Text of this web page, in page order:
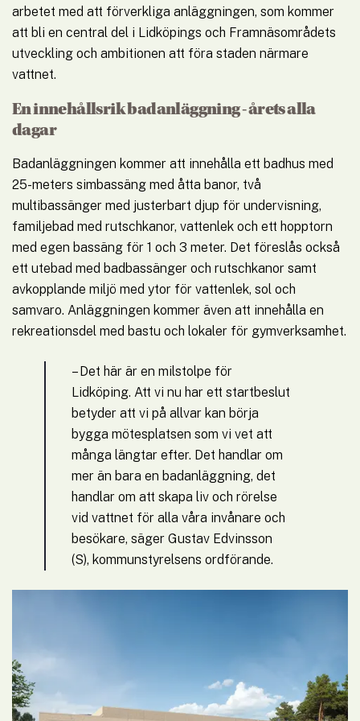
arbetet med att förverkliga anläggningen, som kommer
att bli en central del i Lidköpings och Framnäsområdets
utveckling och ambitionen att föra staden närmare
vattnet.
En innehållsrik badanläggning - årets alla
dagar
Badanläggningen kommer att innehålla ett badhus med
25-meters simbassäng med åtta banor, två
multibassänger med justerbart djup för undervisning,
familjebad med rutschkanor, vattenlek och ett hopptorn
med egen bassäng för 1 och 3 meter. Det föreslås också
ett utebad med badbassänger och rutschkanor samt
avkopplande miljö med ytor för vattenlek, sol och
samvaro. Anläggningen kommer även att innehålla en
rekreationsdel med bastu och lokaler för gymverksamhet.
– Det här är en milstolpe för
Lidköping. Att vi nu har ett startbeslut
betyder att vi på allvar kan börja
bygga mötesplatsen som vi vet att
många längtar efter. Det handlar om
mer än bara en badanläggning, det
handlar om att skapa liv och rörelse
vid vattnet för alla våra invånare och
besökare, säger Gustav Edvinsson
(S), kommunstyrelsens ordförande.